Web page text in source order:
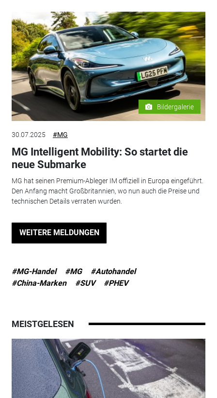
Bildergalerie
30.07.2025 #MG
MG Intelligent Mobility: So startet die
neue Submarke
MG hat seinen Premium-Ableger IM offiziell in Europa eingeführt.
Den Anfang macht Großbritannien, wo nun auch die Preise und
technischen Details verraten wurden.
WEITERE MELDUNGEN
#MG-Handel #MG
#Autohandel
#China-Marken
#SUV #PHEV
MEISTGELESEN